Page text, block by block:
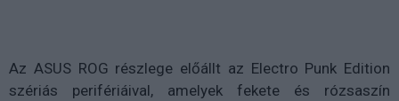
Az ASUS ROG részlege előállt az Electro Punk Edition
szériás perifériáival, amelyek fekete és rózsaszín